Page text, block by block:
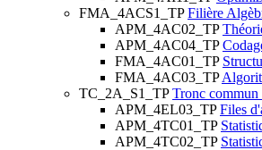
FMA_4ACS1_TP Filière
APM_4AC02_TP
APM_4AC04_TP
FMA_4AC01_TP
FMA_4AC03_TP
TC_2A_S1_TP Tronc
APM_4EL03_TP Files
APM_4TC01_TP
APM_4TC02_TP